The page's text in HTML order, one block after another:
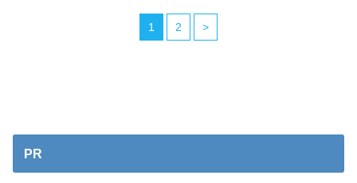
1 2 >
PR